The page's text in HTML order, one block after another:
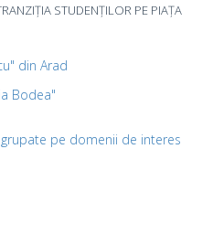
STUDENȚILOR PE PIAȚA
din Arad
Bodea"
pe domenii de interes